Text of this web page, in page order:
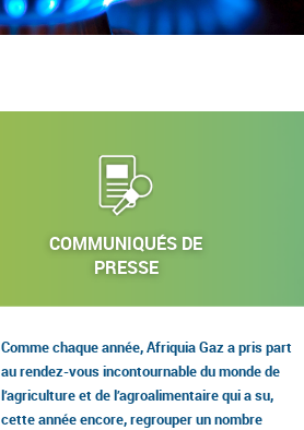
COMMUNIQUÉS DE
PRESSE
Comme chaque année, Afriquia Gaz a pris part
au rendez-vous incontournable du monde de
l’agriculture et de l’agroalimentaire qui a su,
cette année encore, regrouper un nombre